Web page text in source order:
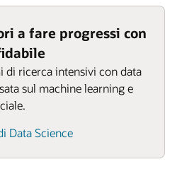
a fare progressi con
di ricerca intensivi con data
sul machine learning e
Data Science